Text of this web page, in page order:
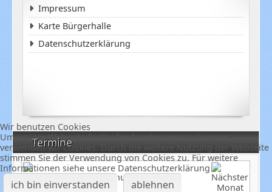
Termine
Januar 2025
Impressum
Karte Bürgerhalle
Datenschutzerklärung
Wir benutzen Cookies
Um unsere Webseite fortlaufend verbessern zu können,
verwenden wir Cookies. Durch die weitere Nutzung der Webseite
stimmen Sie der Verwendung von Cookies zu. Für weitere
Informationen siehe unsere Datenschutzerklärung
ich bin einverstanden ablehnen